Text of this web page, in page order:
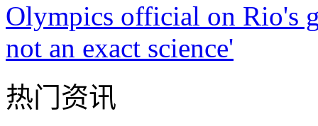
Olympics official on Rio's
not an exact science'
热门资讯